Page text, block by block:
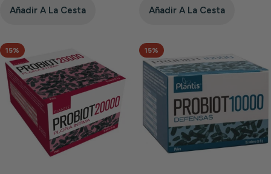
Añadir A La Cesta
venta
Añadir A La Cesta
15% 15%